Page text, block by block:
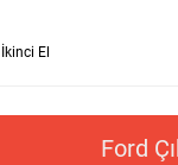
İkinci El
Ford